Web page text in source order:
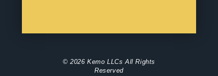
© 2026 Kemo LLCs All Rights
Reserved